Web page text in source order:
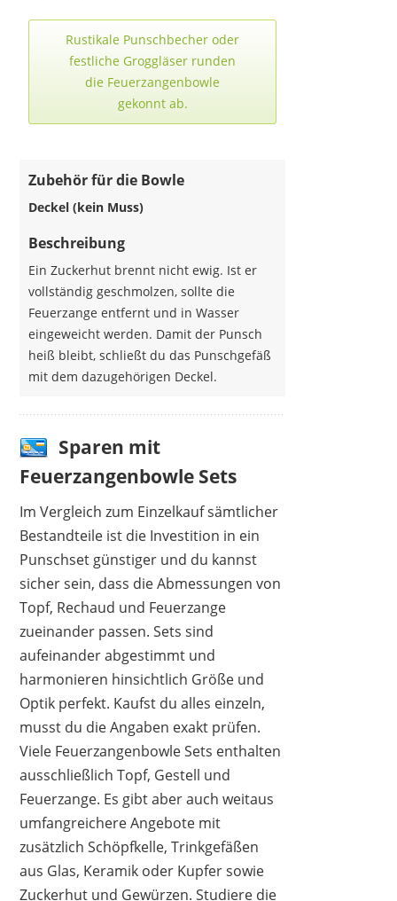
Rustikale Punschbecher oder
festliche Groggläser runden
die Feuerzangenbowle
gekonnt ab.
Zubehör für die Bowle
Deckel (kein Muss)
Beschreibung
Ein Zuckerhut brennt nicht ewig. Ist er
vollständig geschmolzen, sollte die
Feuerzange entfernt und in Wasser
eingeweicht werden. Damit der Punsch
heiß bleibt, schließt du das Punschgefäß
mit dem dazugehörigen Deckel.
Sparen mit
Feuerzangenbowle Sets
Im Vergleich zum Einzelkauf sämtlicher
Bestandteile ist die Investition in ein
Punschset günstiger und du kannst
sicher sein, dass die Abmessungen von
Topf, Rechaud und Feuerzange
zueinander passen. Sets sind
aufeinander abgestimmt und
harmonieren hinsichtlich Größe und
Optik perfekt. Kaufst du alles einzeln,
musst du die Angaben exakt prüfen.
Viele Feuerzangenbowle Sets enthalten
ausschließlich Topf, Gestell und
Feuerzange. Es gibt aber auch weitaus
umfangreichere Angebote mit
zusätzlich Schöpfkelle, Trinkgefäßen
aus Glas, Keramik oder Kupfer sowie
Zuckerhut und Gewürzen. Studiere die